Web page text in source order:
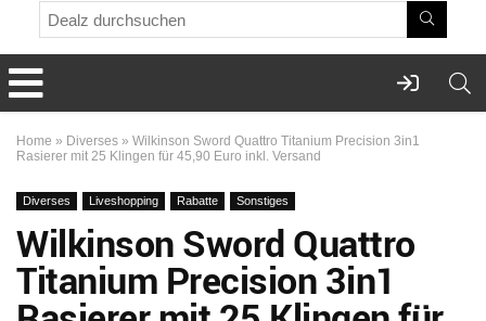
Home » Diverses » Wilkinson Sword Quattro Titanium Precision 3in1
Rasierer mit 25 Klingen für 45,90 Euro inkl. Versand
Diverses Liveshopping Rabatte Sonstiges
Wilkinson Sword Quattro
Titanium Precision 3in1